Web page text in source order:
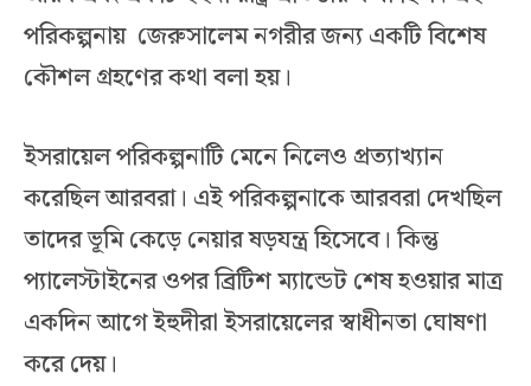
পরিকল্পনায় জেরুসালেম নগরীর জন্য একটি বিশেষ
কৌশল গ্রহণের কথা বলা হয়।
ইসরায়েল পরিকল্পনাটি মেনে নিলেও প্রত্যাখ্যান
করেছিল আরবরা। এই পরিকল্পনাকে আরবরা দেখছিল
তাদের ভূমি কেড়ে নেয়ার ষড়যন্ত্র হিসেবে। কিন্তু
প্যালেস্টাইনের ওপর ব্রিটিশ ম্যান্ডেট শেষ হওয়ার মাত্র
একদিন আগে ইহুদীরা ইসরায়েলের স্বাধীনতা ঘোষণা
করে দেয়।